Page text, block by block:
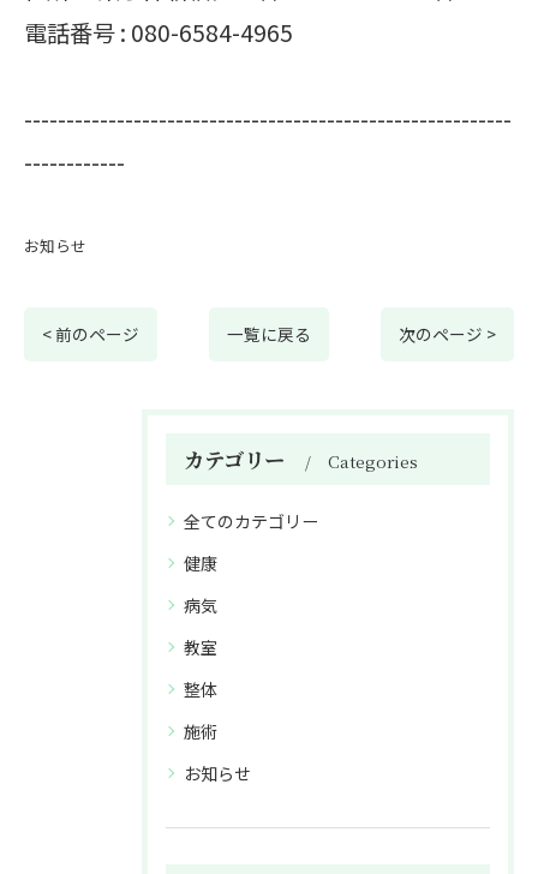
電話番号 : 080-6584-4965
----------------------------------------------------------
------------
お知らせ
< 前のページ 一覧に戻る 次のページ >
カテゴリー Categories
全てのカテゴリー
健康
病気
教室
整体
施術
お知らせ